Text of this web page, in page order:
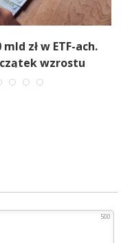
zł w ETF-ach.
wzrostu
500